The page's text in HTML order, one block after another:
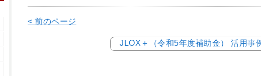
< 前のページ
JLOX＋（令和5年度補助金） 活用事